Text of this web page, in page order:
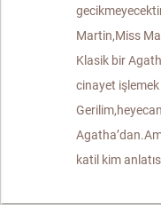
Martin,Miss
Klasik bir
cinayet
katil kim